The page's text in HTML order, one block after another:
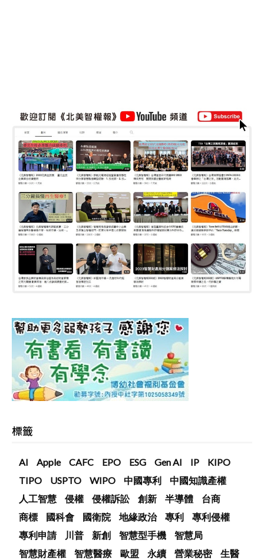
標籤
AI Apple CAFC EPO ESG Gen AI IP
KIPO
TIPO
USPTO WIPO 中國專利
中國知識產權
人工智慧
侵權 侵權訴訟 創新 半導體
台商
商標
國科會 國衛院 地緣政治 專利
專利侵權
專利申請
川普 新創 智慧型手機
智慧局
智慧財產權
智慧醫療 歐盟 永續 營業秘密 生醫